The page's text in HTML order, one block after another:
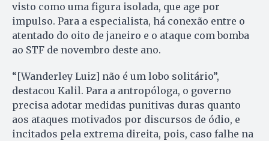
visto como uma figura isolada, que age por
impulso. Para a especialista, há conexão entre o
atentado do oito de janeiro e o ataque com bomba
ao STF de novembro deste ano.
“[Wanderley Luiz] não é um lobo solitário”,
destacou Kalil. Para a antropóloga, o governo
precisa adotar medidas punitivas duras quanto
aos ataques motivados por discursos de ódio, e
incitados pela extrema direita, pois, caso falhe na